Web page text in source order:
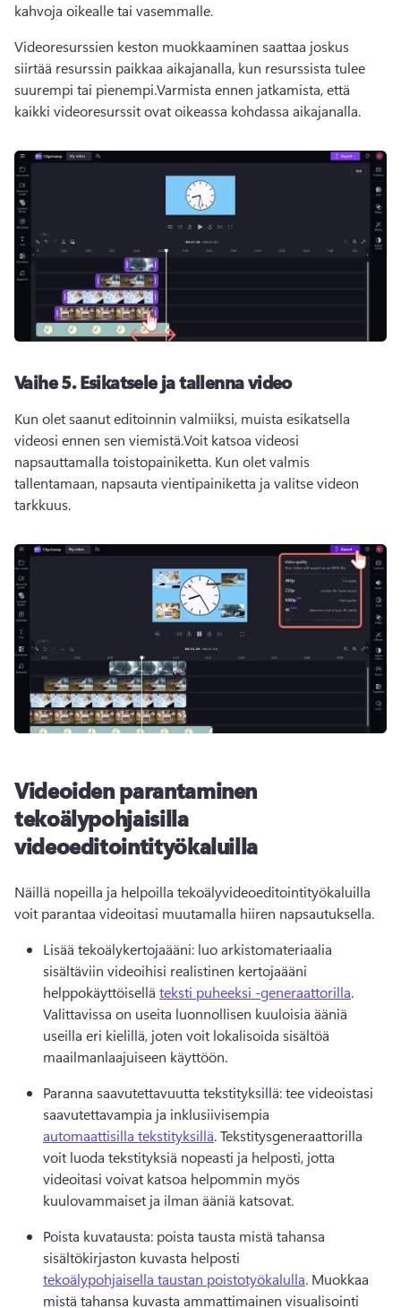
kahvoja oikealle tai vasemmalle.
Videoresurssien keston muokkaaminen saattaa joskus
siirtää resurssin paikkaa aikajanalla, kun resurssista tulee
suurempi tai pienempi.Varmista ennen jatkamista, että
kaikki videoresurssit ovat oikeassa kohdassa aikajanalla.
Vaihe 5. Esikatsele ja tallenna video
Kun olet saanut editoinnin valmiiksi, muista esikatsella
videosi ennen sen viemistä.Voit katsoa videosi
napsauttamalla toistopainiketta. Kun olet valmis
tallentamaan, napsauta vientipainiketta ja valitse videon
tarkkuus.
Videoiden parantaminen
tekoälypohjaisilla
videoeditointityökaluilla
Näillä nopeilla ja helpoilla tekoälyvideoeditointityökaluilla
voit parantaa videoitasi muutamalla hiiren napsautuksella.
Lisää tekoälykertojaääni: luo arkistomateriaalia
sisältäviin videoihisi realistinen kertojaääni
helppokäyttöisellä teksti puheeksi -generaattorilla.
Valittavissa on useita luonnollisen kuuloisia ääniä
useilla eri kielillä, joten voit lokalisoida sisältöä
maailmanlaajuiseen käyttöön.
Paranna saavutettavuutta tekstityksillä: tee videoistasi
saavutettavampia ja inklusiivisempia
automaattisilla tekstityksillä. Tekstitysgeneraattorilla
voit luoda tekstityksiä nopeasti ja helposti, jotta
videoitasi voivat katsoa helpommin myös
kuulovammaiset ja ilman ääniä katsovat.
Poista kuvatausta: poista tausta mistä tahansa
sisältökirjaston kuvasta helposti
tekoälypohjaisella taustan poistotyökalulla. Muokkaa
mistä tahansa kuvasta ammattimainen visualisointi